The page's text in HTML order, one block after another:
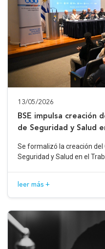
13/05/2026
BSE impulsa creación
de Seguridad y Salud
Se formalizó la creación del
Seguridad y Salud en el
leer más +